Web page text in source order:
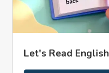
Let's Read English